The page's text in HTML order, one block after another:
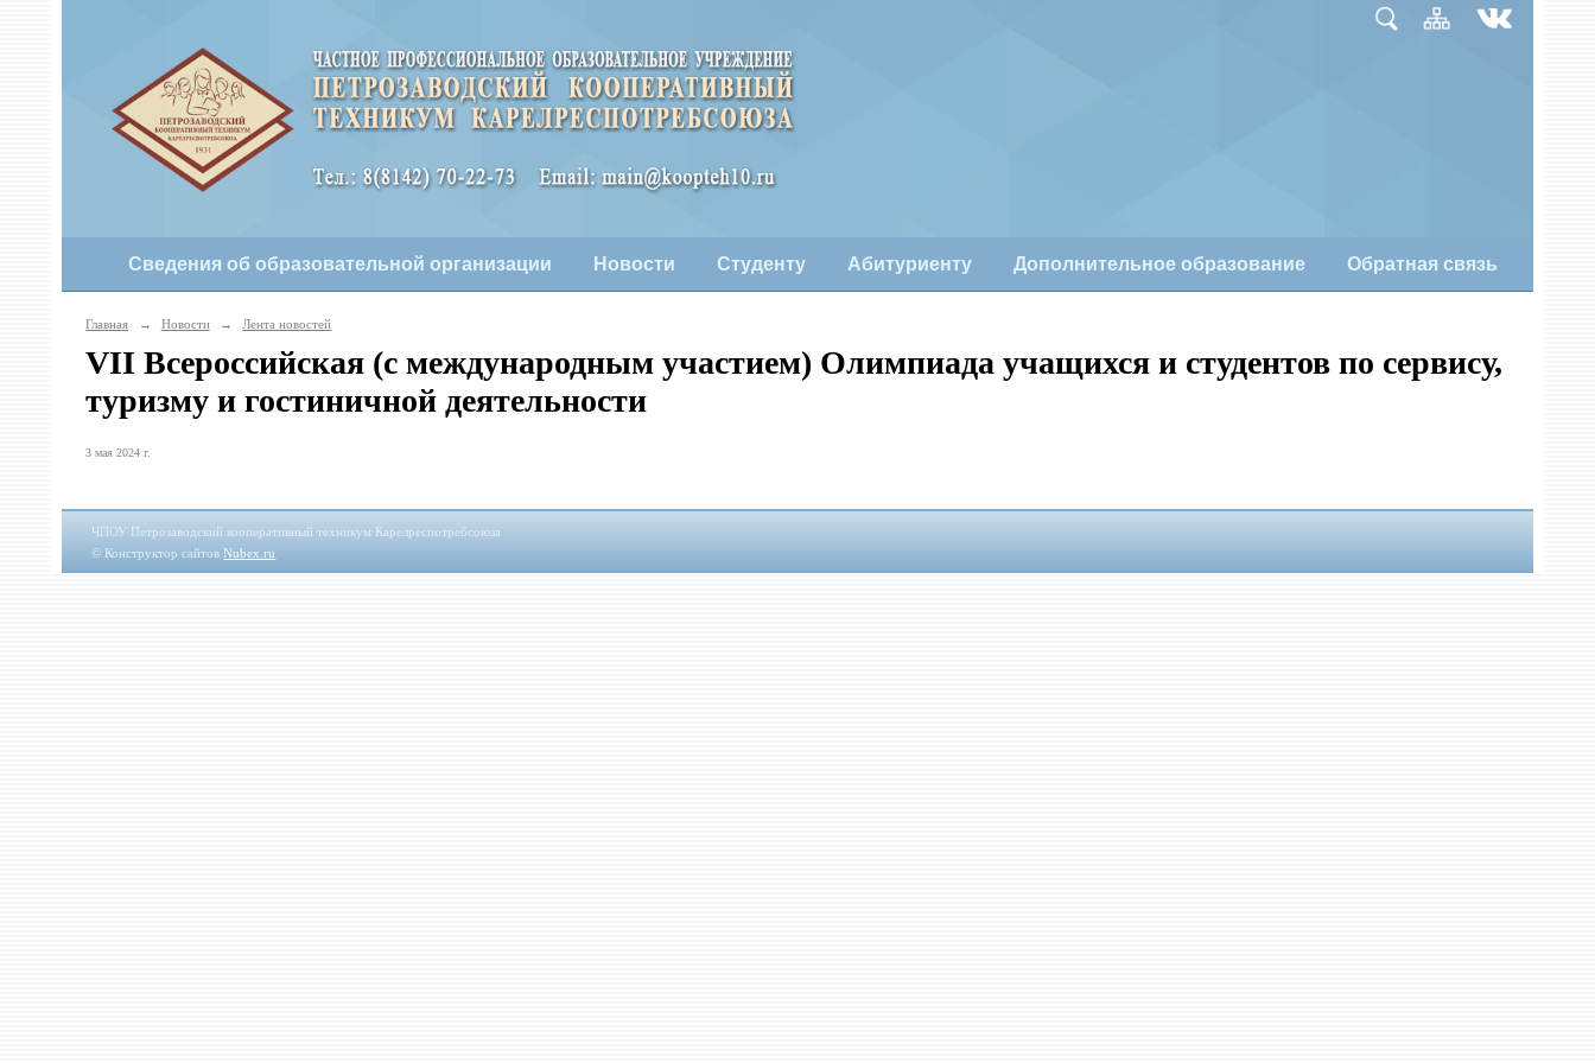
Сведения об образовательной организации Новости Студенту Абитуриенту Дополнительное образование Обратная связь
Главная → Новости → Лента новостей
VII Всероссийская (с международным участием) Олимпиада учащихся и студентов по сервису,
туризму и гостиничной деятельности
3 мая 2024 г.
ЧПОУ Петрозаводский кооперативный техникум Карелреспотребсоюза
© Конструктор сайтовNubex.ru